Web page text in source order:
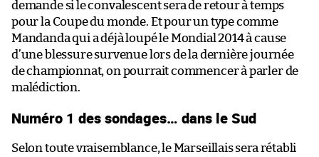
demande si le convalescent sera de retour à temps
pour la Coupe du monde. Et pour un type comme
Mandanda qui a déjà loupé le Mondial 2014 à cause
d’une blessure survenue lors de la dernière journée
de championnat, on pourrait commencer à parler de
malédiction.
Numéro 1 des sondages… dans le Sud
Selon toute vraisemblance, le Marseillais sera rétabli